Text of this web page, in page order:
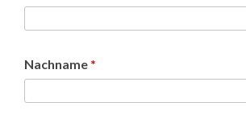
Nachname *